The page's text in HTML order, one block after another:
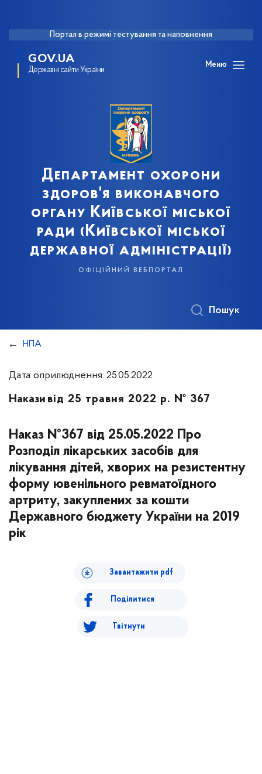
Портал в режимі тестування та наповнення
GOV.UA
Державні сайти України
Меню
Департамент охорони
здоров'я виконавчого
органу Київської міської
ради (Київської міської
державної адміністрації)
офіційний вебпортал
Пошук
НПА
Дата оприлюднення: 25.05.2022
Накази від 25 травня 2022 р. № 367
Наказ №367 від 25.05.2022 Про
Розподіл лікарських засобів для
лікування дітей, хворих на резистентну
форму ювенільного ревматоїдного
артриту, закуплених за кошти
Державного бюджету України на 2019
рік
Завантажити pdf
Поділитися
Твітнути